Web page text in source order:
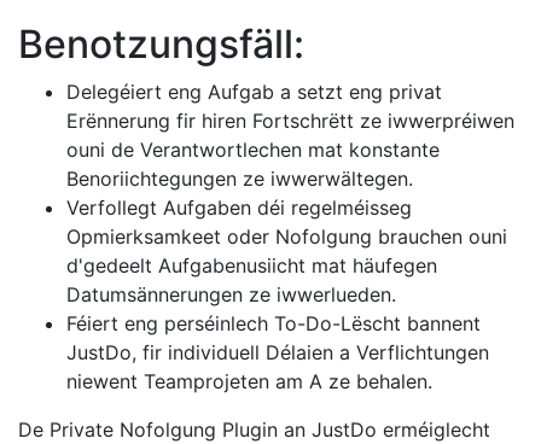
Benotzungsfäll:
Delegéiert eng Aufgab a setzt eng privat
Erënnerung fir hiren Fortschrëtt ze iwwerpréiwen
ouni de Verantwortlechen mat konstante
Benoriichtegungen ze iwwerwältegen.
Verfollegt Aufgaben déi regelméisseg
Opmierksamkeet oder Nofolgung brauchen ouni
d'gedeelt Aufgabenusiicht mat häufegen
Datumsännerungen ze iwwerlueden.
Féiert eng perséinlech To-Do-Lëscht bannent
JustDo, fir individuell Délaien a Verflichtungen
niewent Teamprojeten am A ze behalen.
De Private Nofolgung Plugin an JustDo erméiglecht